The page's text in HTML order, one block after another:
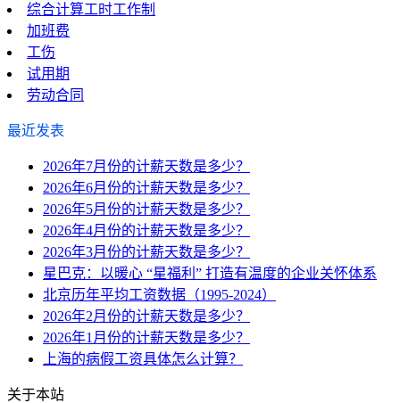
综合计算工时工作制
加班费
工伤
试用期
劳动合同
最近发表
2026年7月份的计薪天数是多少？
2026年6月份的计薪天数是多少？
2026年5月份的计薪天数是多少？
2026年4月份的计薪天数是多少？
2026年3月份的计薪天数是多少？
星巴克：以暖心 “星福利” 打造有温度的企业关怀体系
北京历年平均工资数据（1995-2024）
2026年2月份的计薪天数是多少？
2026年1月份的计薪天数是多少？
上海的病假工资具体怎么计算？
关于本站